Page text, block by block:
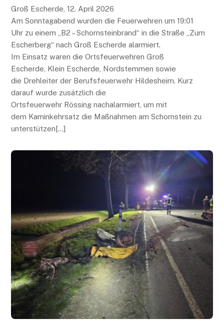
Groß Escherde, 12. April 2026
Am Sonntagabend wurden die Feuerwehren um 19:01
Uhr zu einem „B2 – Schornsteinbrand“ in die Straße „Zum
Escherberg“ nach Groß Escherde alarmiert.
Im Einsatz waren die Ortsfeuerwehren Groß
Escherde, Klein Escherde, Nordstemmen sowie
die Drehleiter der Berufsfeuerwehr Hildesheim. Kurz
darauf wurde zusätzlich die
Ortsfeuerwehr Rössing nachalarmiert, um mit
dem Kaminkehrsatz die Maßnahmen am Schornstein zu
unterstützen[…]